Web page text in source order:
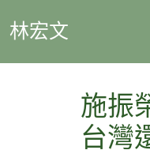
林宏文
施振
台灣